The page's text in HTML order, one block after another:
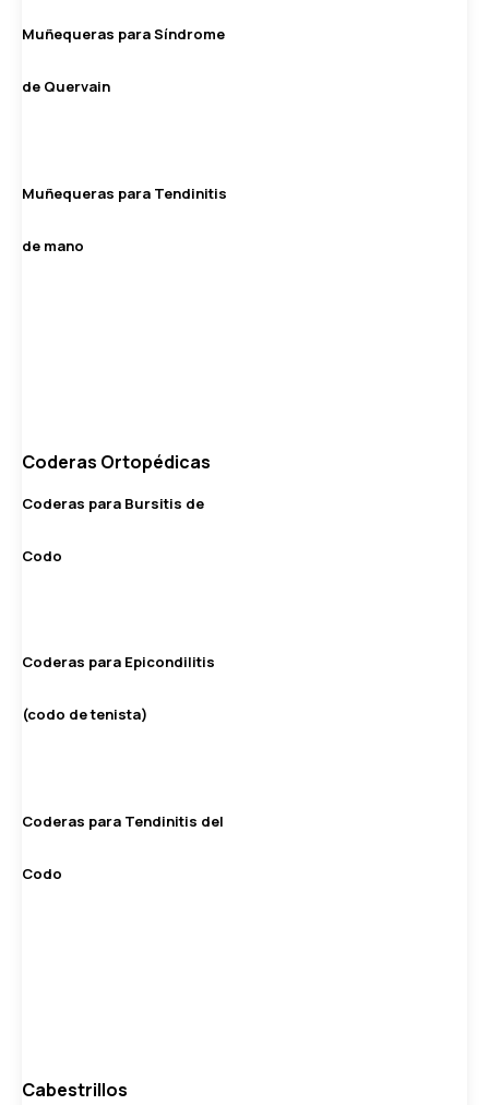
Muñequeras para Síndrome
de Quervain
Muñequeras para Tendinitis
de mano
Coderas Ortopédicas
Coderas para Bursitis de
Codo
Coderas para Epicondilitis
(codo de tenista)
Coderas para Tendinitis del
Codo
Cabestrillos